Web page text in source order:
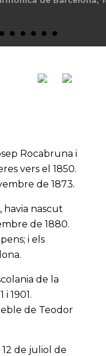
Rocabruna i
vers el 1850.
de 1873.
havia nascut
de 1880.
i els
de la
1901.
de Teodor
de juliol de